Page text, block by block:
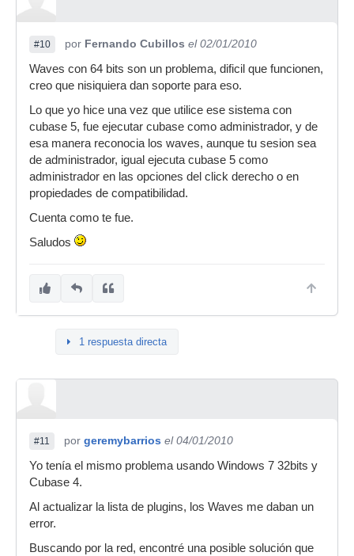
#10 por Fernando Cubillos el 02/01/2010
Waves con 64 bits son un problema, dificil que funcionen,
creo que nisiquiera dan soporte para eso.
Lo que yo hice una vez que utilice ese sistema con
cubase 5, fue ejecutar cubase como administrador, y de
esa manera reconocia los waves, aunque tu sesion sea
de administrador, igual ejecuta cubase 5 como
administrador en las opciones del click derecho o en
propiedades de compatibilidad.
Cuenta como te fue.
Saludos
1 respuesta directa
#11 por geremybarrios el 04/01/2010
Yo tenía el mismo problema usando Windows 7 32bits y
Cubase 4.
Al actualizar la lista de plugins, los Waves me daban un
error.
Buscando por la red, encontré una posible solución que